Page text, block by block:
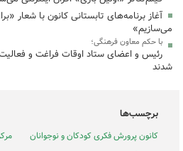
آغاز برنامه‌های تابستانی کانون با شعار
می‌سازیم»
با حکم معاون فرهنگی؛
رئیس و اعضای ستاد اوقات فراغت و
شدند
برچسب‌ها
کانون پرورش فکری کودکان و نوجوانان